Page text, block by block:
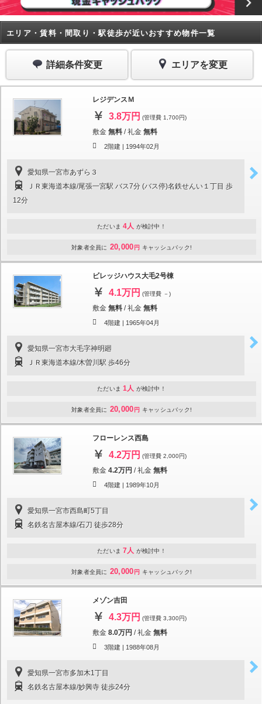
エリア・賃料・間取り・駅徒歩が近いおすすめ物件一覧
詳細条件変更 エリアを変更
レジデンスＭ
3.8万円 (管理費 1,700円)
敷金 無料 /礼金 無料
2階建 | 1994年02月
愛知県一宮市あずら３
ＪＲ東海道本線/尾張一宮駅 バス7分 (バス停)名鉄せんい１丁目 歩
12分
ただいま 4人 が検討中！
対象者全員に 20,000 円 キャッシュバック!
ビレッジハウス大毛2号棟
4.1万円 (管理費 －)
敷金 無料 /礼金 無料
4階建 | 1965年04月
愛知県一宮市大毛字神明廻
ＪＲ東海道本線/木曽川駅 歩46分
ただいま 1人 が検討中！
対象者全員に 20,000 円 キャッシュバック!
フローレンス西島
4.2万円 (管理費 2,000円)
敷金 4.2万円 /礼金 無料
4階建 | 1989年10月
愛知県一宮市西島町5丁目
名鉄名古屋本線/石刀 徒歩28分
ただいま 7人 が検討中！
対象者全員に 20,000 円 キャッシュバック!
メゾン吉田
4.3万円 (管理費 3,300円)
敷金 8.0万円 /礼金 無料
3階建 | 1988年08月
愛知県一宮市多加木1丁目
名鉄名古屋本線/妙興寺 徒歩24分